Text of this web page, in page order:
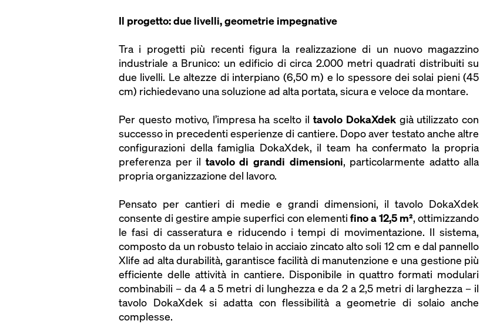
Il progetto: due livelli, geometrie impegnative
Tra i progetti più recenti figura la realizzazione di un nuovo magazzino
industriale a Brunico: un edificio di circa 2.000 metri quadrati distribuiti su
due livelli. Le altezze di interpiano (6,50 m) e lo spessore dei solai pieni (45
cm) richiedevano una soluzione ad alta portata, sicura e veloce da montare.
Per questo motivo, l’impresa ha scelto il tavolo DokaXdekgià utilizzato con
successo in precedenti esperienze di cantiere. Dopo aver testato anche altre
configurazioni della famiglia DokaXdek, il team ha confermato la propria
preferenza per il tavolo di grandi dimensioni, particolarmente adatto alla
propria organizzazione del lavoro.
Pensato per cantieri di medie e grandi dimensioni, il tavolo DokaXdek
consente di gestire ampie superfici con elementi fino a 12,5 m², ottimizzando
le fasi di casseratura e riducendo i tempi di movimentazione. Il sistema,
composto da un robusto telaio in acciaio zincato alto soli 12 cm e dal pannello
Xlife ad alta durabilità, garantisce facilità di manutenzione e una gestione più
efficiente delle attività in cantiere. Disponibile in quattro formati modulari
combinabili – da 4 a 5 metri di lunghezza e da 2 a 2,5 metri di larghezza – il
tavolo DokaXdek si adatta con flessibilità a geometrie di solaio anche
complesse.